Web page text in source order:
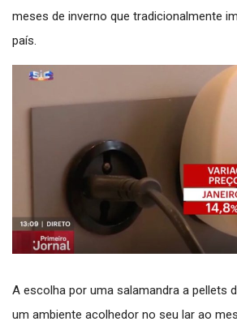
meses de inverno que tradicionalmente
país.
A escolha por uma salamandra a pellets
um ambiente acolhedor no seu lar ao